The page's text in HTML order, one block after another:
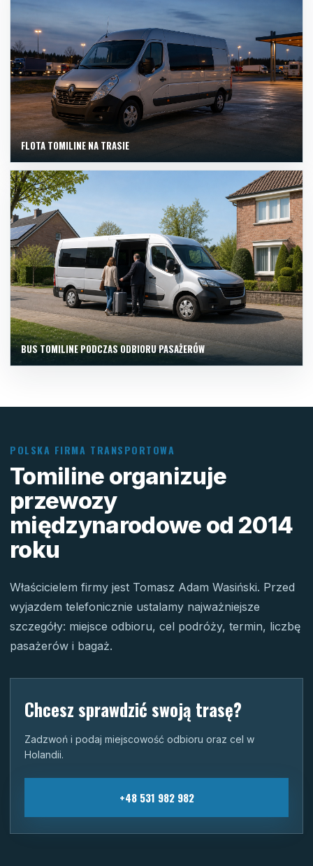
FLOTA TOMILINE NA TRASIE
BUS TOMILINE PODCZAS ODBIORU PASAŻERÓW
POLSKA FIRMA TRANSPORTOWA
Tomiline organizuje
przewozy
międzynarodowe od 2014
roku
Właścicielem firmy jest Tomasz Adam Wasiński. Przed
wyjazdem telefonicznie ustalamy najważniejsze
szczegóły: miejsce odbioru, cel podróży, termin, liczbę
pasażerów i bagaż.
Chcesz sprawdzić swoją trasę?
Zadzwoń i podaj miejscowość odbioru oraz cel w
Holandii.
+48 531 982 982